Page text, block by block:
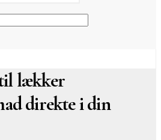
lækker
direkte i din